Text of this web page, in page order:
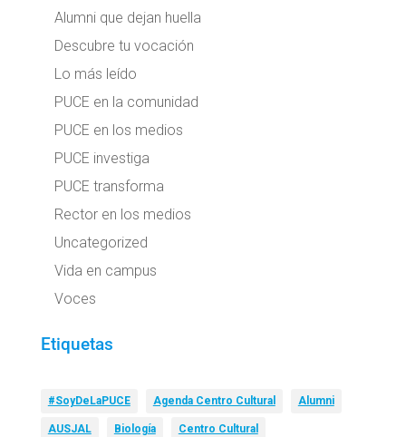
Alumni que dejan huella
Descubre tu vocación
Lo más leído
PUCE en la comunidad
PUCE en los medios
PUCE investiga
PUCE transforma
Rector en los medios
Uncategorized
Vida en campus
Voces
Etiquetas
#SoyDeLaPUCE Agenda Centro Cultural Alumni
AUSJAL Biología Centro Cultural